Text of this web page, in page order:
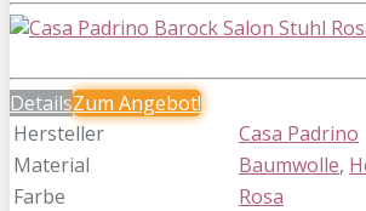
DetailsZum Angebot!
Hersteller
Casa Padrino
Material
Baumwolle,
Farbe
Rosa